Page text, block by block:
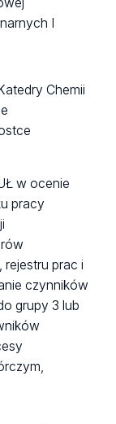
I
Chemii
w ocenie
pracy
prac i
czynników
grupy 3 lub